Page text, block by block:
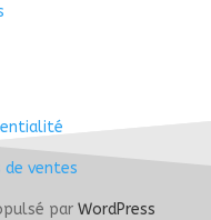
de ventes
par WordPress